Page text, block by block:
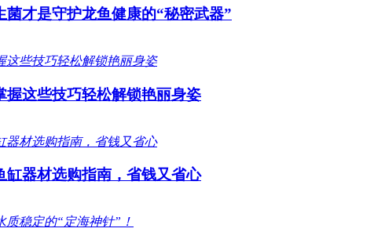
才是守护龙鱼健康的“秘密武器”
握这些技巧轻松解锁艳丽身姿
缸器材选购指南，省钱又省心